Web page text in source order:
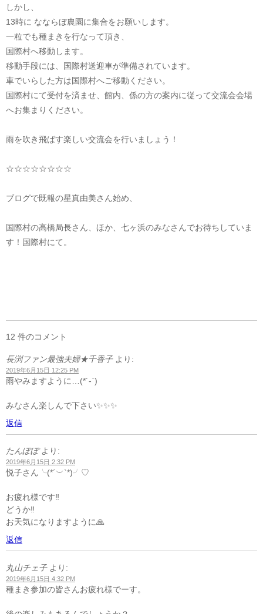
しかし、
13時に なならぼ農園に集合をお願いします。
一粒でも種まきを行なって頂き、
国際村へ移動します。
移動手段には、国際村送迎車が準備されています。
車でいらした方は国際村へご移動ください。
国際村にて受付を済ませ、館内、係の方の案内に従って交流会会場
へお集まりください。
雨を吹き飛ばす楽しい交流会を行いましょう！
☆☆☆☆☆☆☆☆
ブログで既報の星真由美さん始め、
国際村の高橋局長さん、ほか、七ヶ浜のみなさんでお待ちしていま
す！国際村にて。
12 件のコメント
長渕ファン最強夫婦★千香子 より:
2019年6月15日 12:25 PM
雨やみますように…(*´-`)
みなさん楽しんで下さい✨✨✨
返信
たんぽぽ より:
2019年6月15日 2:32 PM
悦子さん╰(*´︶`*)╯♡
お疲れ様です‼️
どうか‼️
お天気になりますように🙏
返信
丸山チェ子 より:
2019年6月15日 4:32 PM
種まき参加の皆さんお疲れ様でーす。